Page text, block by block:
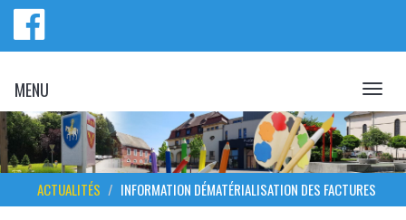
MENU
MENU
ACTUALITÉS INFORMATION DÉMATÉRIALISATION DES FACTURES